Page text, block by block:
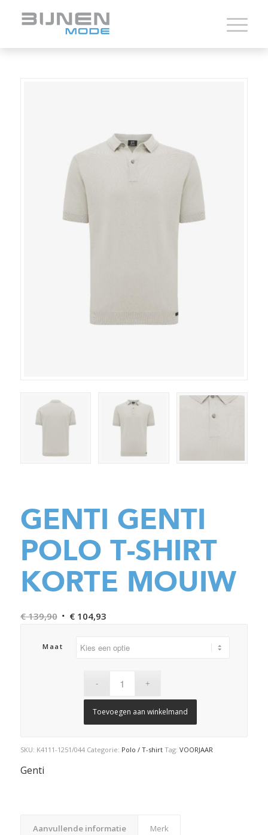
GENTI GENTI
POLO T-SHIRT
KORTE MOUIW
€139,90 Oorspronkelijke
was:
€104,93Huidige
is:
Maat
Toevoegen aan winkelmand
SKU: K4111-1251/044 Categorie: Polo / T-shirt Tag: VOORJAAR
Genti
Aanvullende informatie Merk